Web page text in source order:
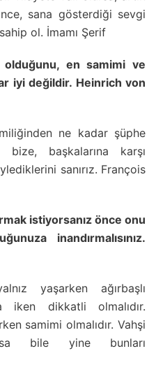
sana gösterdiği sevgi
ol. İmamı Şerif
en samimi ve
iyi değildir. Heinrich von
ne kadar şüphe
başkalarına karşı
sanırız. François
istiyorsanız önce onu
inandırmalısınız.
yaşarken ağırbaşlı
iken dikkatli olmalıdır.
samimi olmalıdır. Vahşi
bile yine bunları